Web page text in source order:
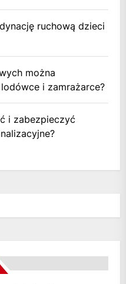
ruchową dzieci
można
i zamrażarce?
i zabezpieczyć